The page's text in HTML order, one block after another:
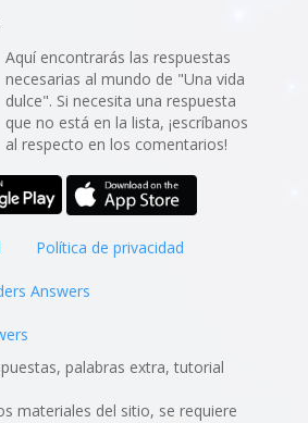
Aquí encontrarás las respuestas
necesarias al mundo de "Una vida
dulce". Si necesita una respuesta
que no está en la lista, ¡escríbanos
al respecto en los comentarios!
Política de privacidad
Answers
palabras extra, tutorial
materiales del sitio, se requiere